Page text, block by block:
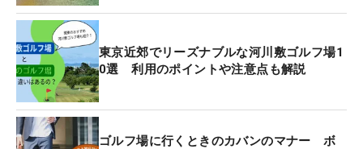
東京近郊でリーズナブルな河川敷ゴルフ場1
0選 利用のポイントや注意点も解説
ゴルフ場に行くときのカバンのマナー ボ